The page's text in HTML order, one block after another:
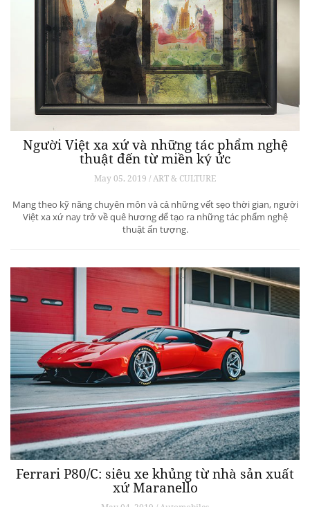
Người Việt xa xứ và những tác phẩm nghệ
thuật đến từ miền ký ức
May 05, 2019 / ART & CULTURE
Mang theo kỹ năng chuyên môn và cả những vết sẹo thời gian, người
Việt xa xứ nay trở về quê hương để tạo ra những tác phẩm nghệ
thuật ấn tượng.
Ferrari P80/C: siêu xe khủng từ ​​nhà sản xuất
xứ Maranello